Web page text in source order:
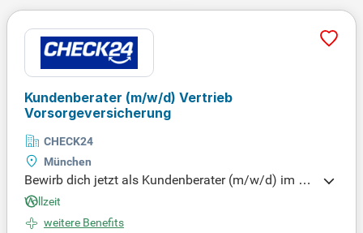
Kundenberater (m/w/d) Vertrieb
Vorsorgeversicherung
CHECK24
München
Bewirb dich jetzt als Kundenberater (m/w/d) im Ve
rtrieb von Risikolebensversicherungen bei CHECK2
4! Nutze unsere vorqualifizierten Leads für eine ind
Vollzeit
weitere Benefits